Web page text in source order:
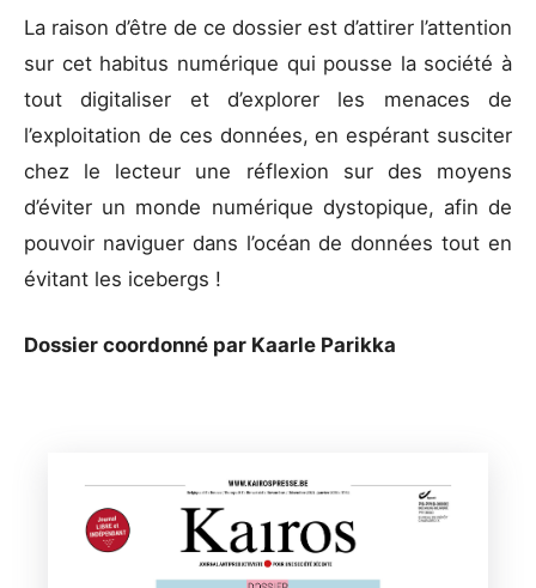
La raison d’être de ce dossier est d’attirer l’attention
sur cet habitus numérique qui pousse la société à
tout digitaliser et d’explorer les menaces de
l’exploitation de ces données, en espérant susciter
chez le lecteur une réflexion sur des moyens
d’éviter un monde numérique dystopique, afin de
pouvoir naviguer dans l’océan de données tout en
évitant les icebergs !
Dossier coordonné par Kaarle Parikka